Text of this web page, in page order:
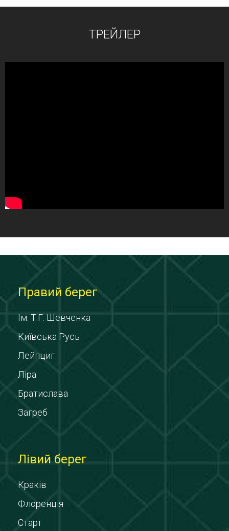
ТРЕЙЛЕР
Правий берег
Ім. Т.Г. Шевченка
Київська Русь
Лейпциг
Ліра
Братислава
Загреб
Лівий берег
Краків
Флоренція
Старт